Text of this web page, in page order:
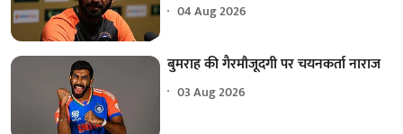
04 Aug 2026
बुमराह की गैरमौजूदगी पर चयनकर्ता नाराज
03 Aug 2026